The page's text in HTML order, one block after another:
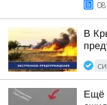
В
Ещё